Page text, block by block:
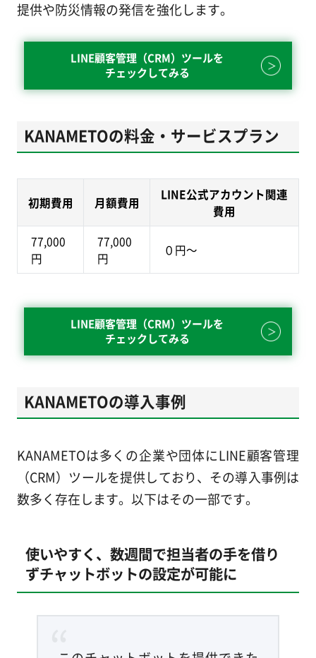
提供や防災情報の発信を強化します。
LINE顧客管理（CRM）ツールを
チェックしてみる
KANAMETOの料金・サービスプラン
初期費用 月額費用
LINE公式アカウント関連
費用
77,000
円
77,000
円
０円～
LINE顧客管理（CRM）ツールを
チェックしてみる
KANAMETOの導入事例
KANAMETOは多くの企業や団体にLINE顧客管理
（CRM）ツールを提供しており、その導入事例は
数多く存在します。以下はその一部です。
使いやすく、数週間で担当者の手を借り
ずチャットボットの設定が可能に